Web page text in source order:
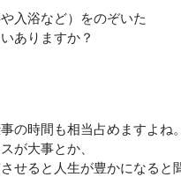
入浴など）をのぞいた
ありますか？
の時間も相当占めますよね。
が大事とか、
せると人生が豊かになると